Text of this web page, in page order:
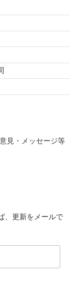
見・メッセージ等
、更新をメールで